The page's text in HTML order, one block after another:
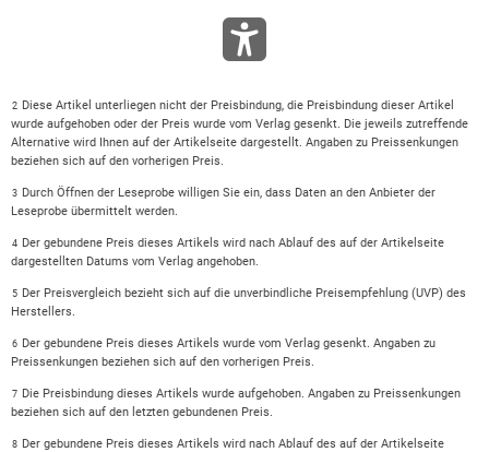
2
Diese Artikel unterliegen nicht der Preisbindung, die Preisbindung dieser Artikel
wurde aufgehoben oder der Preis wurde vom Verlag gesenkt. Die jeweils zutreffende
Alternative wird Ihnen auf der Artikelseite dargestellt. Angaben zu Preissenkungen
beziehen sich auf den vorherigen Preis.
3
Durch Öffnen der Leseprobe willigen Sie ein, dass Daten an den Anbieter der
Leseprobe übermittelt werden.
4
Der gebundene Preis dieses Artikels wird nach Ablauf des auf der Artikelseite
dargestellten Datums vom Verlag angehoben.
5
Der Preisvergleich bezieht sich auf die unverbindliche Preisempfehlung (UVP) des
Herstellers.
6
Der gebundene Preis dieses Artikels wurde vom Verlag gesenkt. Angaben zu
Preissenkungen beziehen sich auf den vorherigen Preis.
7
Die Preisbindung dieses Artikels wurde aufgehoben. Angaben zu Preissenkungen
beziehen sich auf den letzten gebundenen Preis.
8 Der gebundene Preis dieses Artikels wird nach Ablauf des auf der Artikelseite